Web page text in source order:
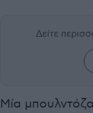
Δείτε
Μία